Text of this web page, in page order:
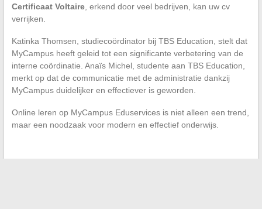
Certificaat Voltaire, erkend door veel bedrijven, kan uw cv
verrijken.
Katinka Thomsen, studiecoördinator bij TBS Education, stelt dat
MyCampus heeft geleid tot een significante verbetering van de
interne coördinatie. Anaïs Michel, studente aan TBS Education,
merkt op dat de communicatie met de administratie dankzij
MyCampus duidelijker en effectiever is geworden.
Online leren op MyCampus Eduservices is niet alleen een trend,
maar een noodzaak voor modern en effectief onderwijs.